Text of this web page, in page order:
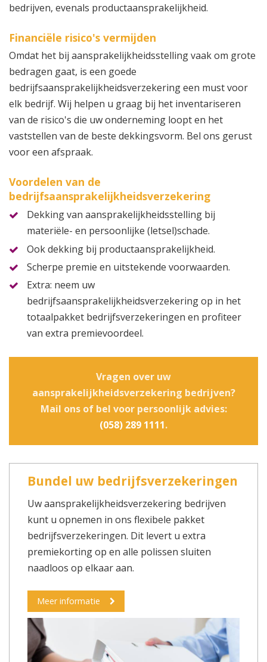
bedrijven, evenals productaansprakelijkheid.
Financiële risico's vermijden
Omdat het bij aansprakelijkheidsstelling vaak om grote
bedragen gaat, is een goede
bedrijfsaansprakelijkheidsverzekering een must voor
elk bedrijf. Wij helpen u graag bij het inventariseren
van de risico's die uw onderneming loopt en het
vaststellen van de beste dekkingsvorm. Bel ons gerust
voor een afspraak.
Voordelen van de
bedrijfsaansprakelijkheidsverzekering
Dekking van aansprakelijkheidsstelling bij
materiële- en persoonlijke (letsel)schade.
Ook dekking bij productaansprakelijkheid.
Scherpe premie en uitstekende voorwaarden.
Extra: neem uw
bedrijfsaansprakelijkheidsverzekering op in het
totaalpakket bedrijfsverzekeringen en profiteer
van extra premievoordeel.
Vragen over uw
aansprakelijkheidsverzekering bedrijven?
Mail ons of bel voor persoonlijk advies:
(058) 289 1111.
Bundel uw bedrijfsverzekeringen
Uw aansprakelijkheidsverzekering bedrijven
kunt u opnemen in ons flexibele pakket
bedrijfsverzekeringen. Dit levert u extra
premiekorting op en alle polissen sluiten
naadloos op elkaar aan.
Meer informatie